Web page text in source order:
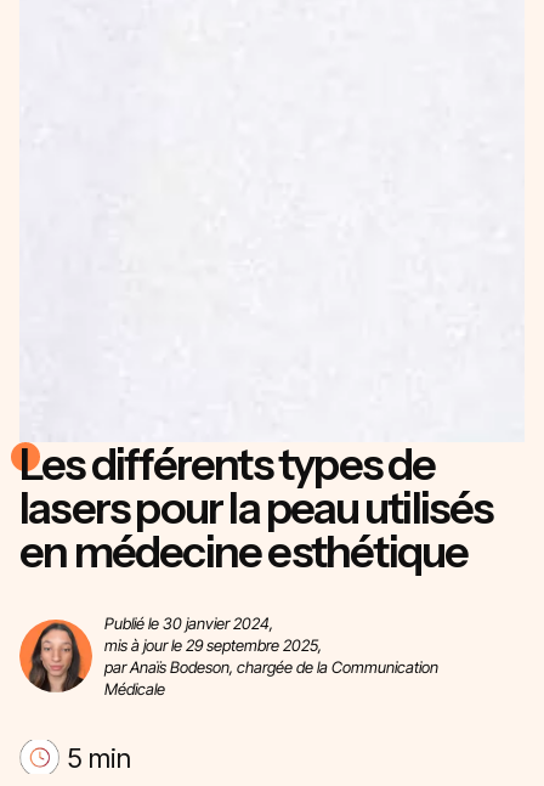
Les différents types de
lasers pour la peau utilisés
en médecine esthétique
Publié le 30 janvier 2024,
mis à jour le 29 septembre 2025,
par Anaïs Bodeson, chargée de la Communication
Médicale
5 min